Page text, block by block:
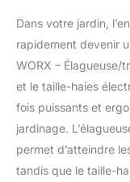
Dans votre jardin,
rapidement devenir
WORX – Élagueuse/
et le taille-haies
fois puissants et
jardinage.
permet d’atteindre
tandis que le taille-